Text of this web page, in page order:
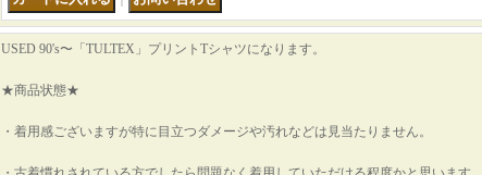
USED 90's〜「TULTEX」プリントTシャツになります。
★商品状態★
・着用感ございますが特に目立つダメージや汚れなどは見当たりません。